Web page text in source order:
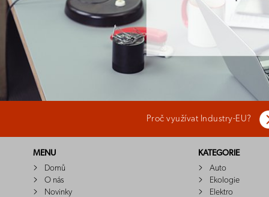
Proč využívat Industry-EU?
MENU
Domů
O nás
Novinky
KATEGORIE
Auto
Ekologie
Elektro